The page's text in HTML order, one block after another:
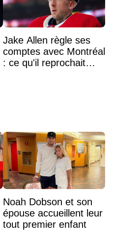
Jake Allen règle ses
comptes avec Montréal
: ce qu'il reprochait
Noah Dobson et son
épouse accueillent leur
tout premier enfant